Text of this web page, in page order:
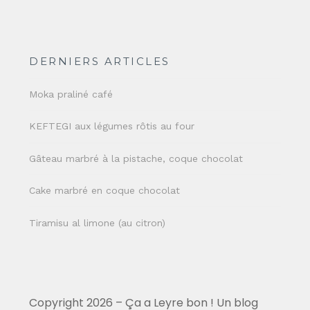
DERNIERS ARTICLES
Moka praliné café
KEFTEGI aux légumes rôtis au four
Gâteau marbré à la pistache, coque chocolat
Cake marbré en coque chocolat
Tiramisu al limone (au citron)
Copyright 2026 – Ça a Leyre bon ! Un blog